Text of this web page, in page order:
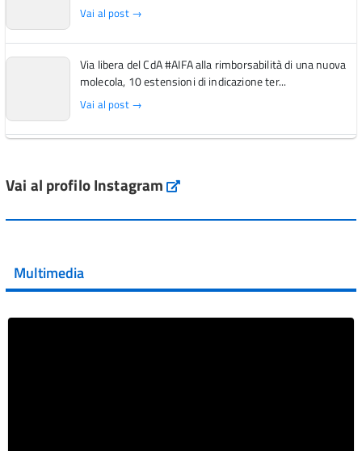
Vai al post →
Via libera del CdA #AIFA alla rimborsabilità di una nuova
molecola, 10 estensioni di indicazione ter...
Vai al post →
Vai al post →
Vai al post →
Vai al profilo Instagram Instagram
Multimedia